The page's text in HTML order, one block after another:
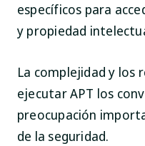
específicos para
y propiedad
La complejidad y los
ejecutar APT los
preocupación
de la seguridad.